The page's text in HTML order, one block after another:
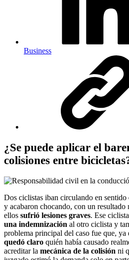
Business
¿Se puede aplicar el
colisiones entre
Dos ciclistas iban circulando en
y acabaron chocando, con un
ellos sufrió lesiones graves. Ese
una indemnización al otro ciclista y
problema principal del caso fue que, ya
quedó claro quién había causado
acreditar la mecánica de la colisión ni